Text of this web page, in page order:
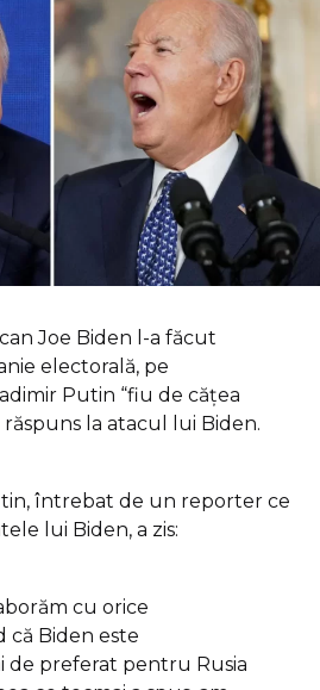
Joe Biden l-a făcut
electorală, pe
Putin “fiu de cățea
răspuns la atacul lui Biden.
întrebat de un reporter ce
lui Biden, a zis:
cu orice
că Biden este
de preferat pentru Rusia